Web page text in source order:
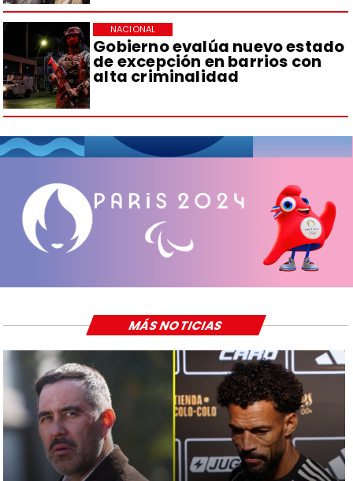
Gobierno evalúa nuevo estado
de excepción en barrios con
alta criminalidad
NACIONAL
MÁS NOTICIAS